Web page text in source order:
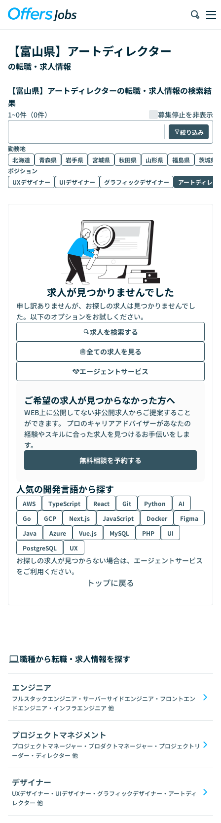
【富山県】 アートディレクター
の転職・求人情報
【富山県】アートディレクターの転職・求人情報の検索結
果
1~0件（0件） 募集停止を非表示
絞り込み
勤務地
北海道
青森県 岩手県 宮城県 秋田県 山形県 福島県
茨城県
ポジション
UXデザイナー
UIデザイナー グラフィックデザイナー アートディレク
求人が見つかりませんでした
申し訳ありませんが、お探しの求人は見つかりませんでし
た。以下のオプションをお試しください。
求人を検索する
全ての求人を見る
エージェントサービス
ご希望の求人が見つからなかった方へ
WEB上に公開してない非公開求人からご提案すること
ができます。 プロのキャリアアドバイザーがあなたの
経験やスキルに合った求人を見つけるお手伝いをしま
す。
無料相談を予約する
人気の開発言語から探す
AWS TypeScript React Git Python
AI
Go
GCP Next.js JavaScript Docker
Figma
Java
Azure Vue.js MySQL PHP
UI
PostgreSQL
UX
お探しの求人が見つからない場合は、エージェントサービス
をご利用ください。
トップに戻る
職種から転職・求人情報を探す
エンジニア
フルスタックエンジニア・サーバーサイドエンジニア・フロントエン
ドエンジニア・インフラエンジニア 他
プロジェクトマネジメント
プロジェクトマネージャー・プロダクトマネージャー・プロジェクトリ
ーダー・ディレクター 他
デザイナー
UXデザイナー・UIデザイナー・グラフィックデザイナー・アートディ
レクター 他